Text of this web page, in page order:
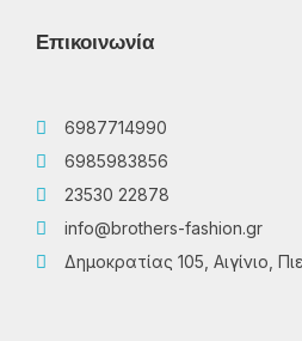
Επικοινωνία
6987714990
6985983856
23530 22878
info@brothers-fashion.gr
Δημοκρατίας 105, Αιγίνιο,